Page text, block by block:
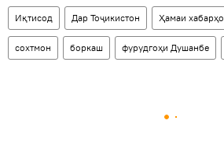
Иқтисод Дар Тоҷикистон Ҳамаи хабарҳо
сохтмон боркаш фурудгоҳи Душанбе